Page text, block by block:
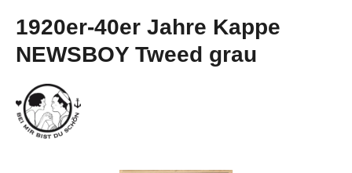
1920er-40er Jahre Kappe
NEWSBOY Tweed grau